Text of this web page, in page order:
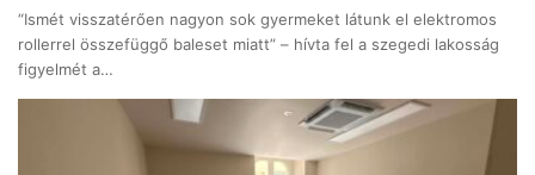
“Ismét visszatérően nagyon sok gyermeket látunk el elektromos
rollerrel összefüggő baleset miatt” – hívta fel a szegedi lakosság
figyelmét a…